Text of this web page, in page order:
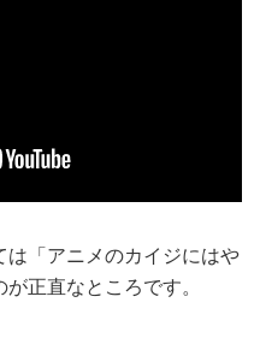
「アニメのカイジにはや
正直なところです。